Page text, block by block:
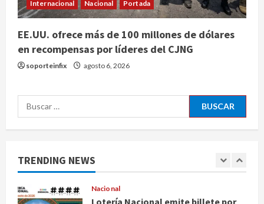
Internacional Nacional Portada
EE.UU. ofrece más de 100 millones de dólares
en recompensas por líderes del CJNG
soporteinfix agosto 6, 2026
Buscar:
TRENDING NEWS
4 agosto 7, 2026
Internacional
EE.UU. amplía revisión de redes
sociales para visados de periodistas
1
Nacional
Fallece Carlos Garfias Merlos,
Nacional
Lotería Nacional emite billete por